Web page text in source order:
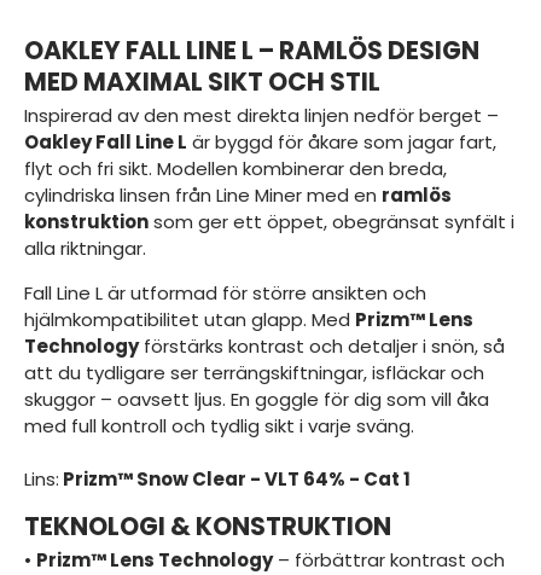
OAKLEY FALL LINE L – RAMLÖS DESIGN
MED MAXIMAL SIKT OCH STIL
Inspirerad av den mest direkta linjen nedför berget –
Oakley Fall Line L är byggd för åkare som jagar fart,
flyt och fri sikt. Modellen kombinerar den breda,
cylindriska linsen från Line Miner med en ramlös
konstruktionsom ger ett öppet, obegränsat synfält i
alla riktningar.
Fall Line L är utformad för större ansikten och
hjälmkompatibilitet utan glapp. Med Prizm™ Lens
Technologyförstärks kontrast och detaljer i snön, så
att du tydligare ser terrängskiftningar, isfläckar och
skuggor – oavsett ljus. En goggle för dig som vill åka
med full kontroll och tydlig sikt i varje sväng.
Lins: Prizm™ Snow Clear - VLT 64% - Cat 1
TEKNOLOGI & KONSTRUKTION
• Prizm™ Lens Technology– förbättrar kontrast och